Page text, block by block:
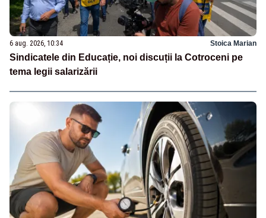
6 aug. 2026, 10:34 Stoica Marian
Sindicatele din Educație, noi discuții la Cotroceni pe
tema legii salarizării